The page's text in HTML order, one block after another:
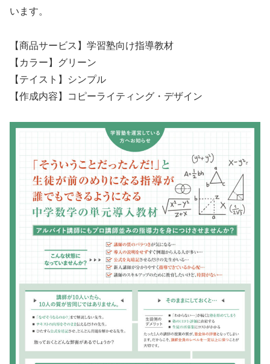
います。
【商品サービス】学習塾向け指導教材
【カラー】グリーン
【テイスト】シンプル
【作成内容】コピーライティング・デザイン